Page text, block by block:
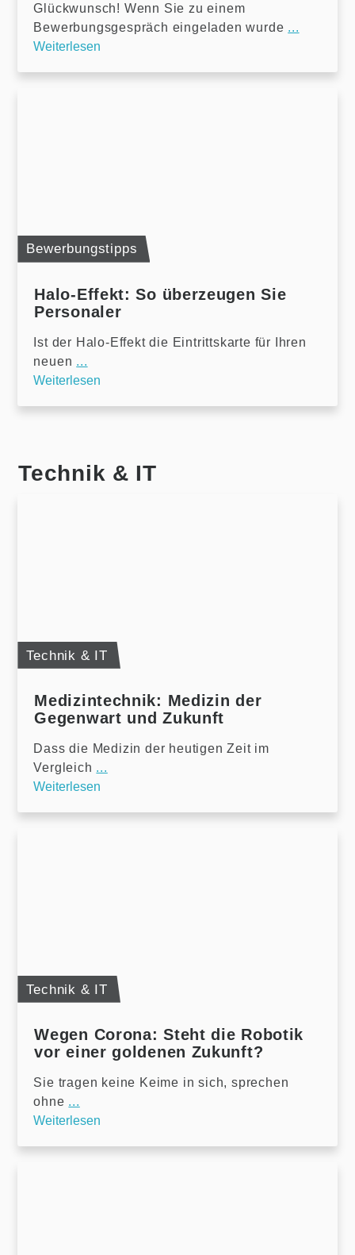
Glückwunsch! Wenn Sie zu einem
Bewerbungsgespräch eingeladen wurde ...
Weiterlesen
Bewerbungstipps
Halo-Effekt: So überzeugen Sie
Personaler
Ist der Halo-Effekt die Eintrittskarte für Ihren
neuen ...
Weiterlesen
Technik & IT
Technik & IT
Medizintechnik: Medizin der
Gegenwart und Zukunft
Dass die Medizin der heutigen Zeit im
Vergleich ...
Weiterlesen
Technik & IT
Wegen Corona: Steht die Robotik
vor einer goldenen Zukunft?
Sie tragen keine Keime in sich, sprechen
ohne ...
Weiterlesen